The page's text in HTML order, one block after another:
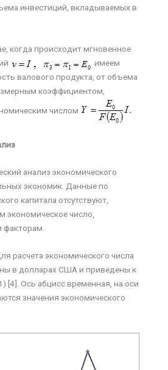
инвестиций, вкладываемых в
когда происходит мгновенное
имеем
валового продукта, от объема
коэффициентом,
числом
анализ экономического
экономик. Данные по
капитала отсутствуют,
экономическое число,
факторам.
расчета экономического числа
в долларах США и приведены к
[4]. Ось абцисс временная, на оси
значения экономического